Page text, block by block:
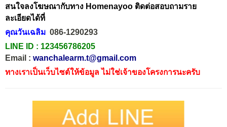
สนใจลงโฆษณากับทาง Homenayoo ติดต่อสอบถามราย
ละเอียดได้ที่
คุณวันเฉลิม 086-1290293
LINE ID : 123456786205
Email : wanchalearm.t@gmail.com
ทางเราเป็นเว็บไซต์ให้ข้อมูล ไม่ใช่เจ้าของโครงการนะครับ